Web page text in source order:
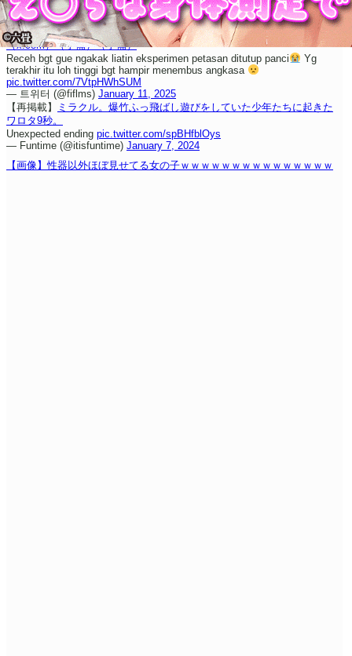
（x.com）（予備）（予備）
Receh bgt gue ngakak liatin eksperimen petasan ditutup panci
Yg
terakhir itu loh tinggi bgt hampir menembus angkasa
pic.twitter.com/7VtpHWhSUM
— 트위터 (@fiflms) January 11, 2025
【再掲載】
ミラクル。爆竹ふっ飛ばし遊びをしていた少年たちに起きた
ワロタ9秒。
Unexpected ending pic.twitter.com/spBHfblOys
— Funtime (@itisfuntime) January 7, 2024
【画像】性器以外ほぼ見せてる女の子ｗｗｗｗｗｗｗｗｗｗｗｗｗｗｗ